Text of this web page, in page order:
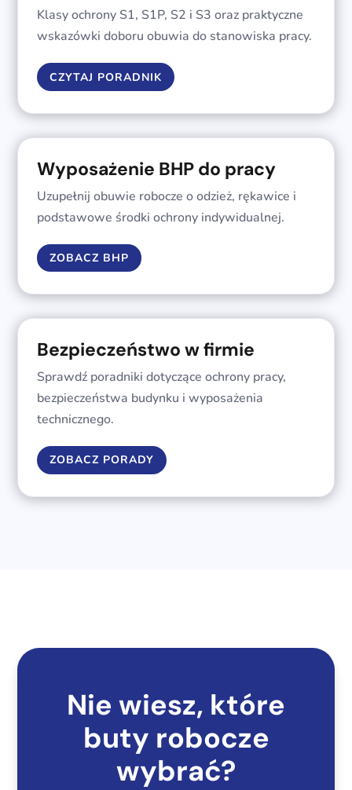
Klasy ochrony S1, S1P, S2 i S3 oraz praktyczne
wskazówki doboru obuwia do stanowiska pracy.
CZYTAJ PORADNIK
Wyposażenie BHP do pracy
Uzupełnij obuwie robocze o odzież, rękawice i
podstawowe środki ochrony indywidualnej.
ZOBACZ BHP
Bezpieczeństwo w firmie
Sprawdź poradniki dotyczące ochrony pracy,
bezpieczeństwa budynku i wyposażenia
technicznego.
ZOBACZ PORADY
Nie wiesz, które
buty robocze
wybrać?